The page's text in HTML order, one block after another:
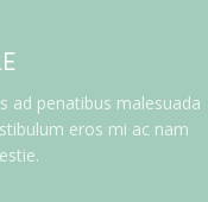
ad penatibus malesuada
eros mi ac nam